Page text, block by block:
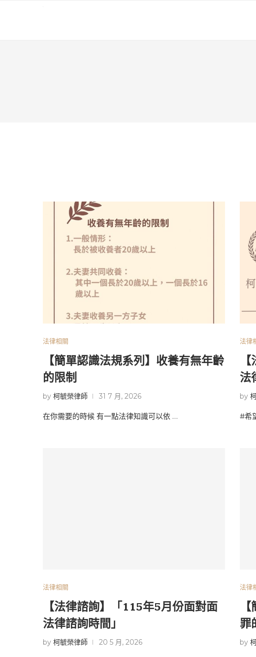
法律相關
【簡單認識法規系列】收養有無年齡
的限制
by 柯毓榮律師 31 7 月, 2026
在你需要的時候 有一點法律知識可以依 …
法律
法
by
#希
法律相關
【法律諮詢】「115年5月份面對面
法律諮詢時間」
by 柯毓榮律師 20 5 月, 2026
法律
罪
by